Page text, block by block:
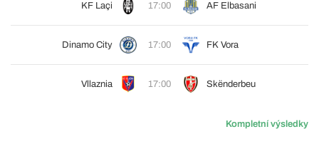
KF Laçi 17:00 AF Elbasani
Dinamo City 17:00 FK Vora
Vllaznia 17:00 Skënderbeu
Kompletní výsledky